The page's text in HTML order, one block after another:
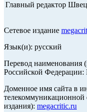
Главный редактор
Сетевое издание
Язык(и): русский
Перевод наименования
Российской Федерации:
Доменное имя сайта в
телекоммуникационной
издания): megacritic.ru